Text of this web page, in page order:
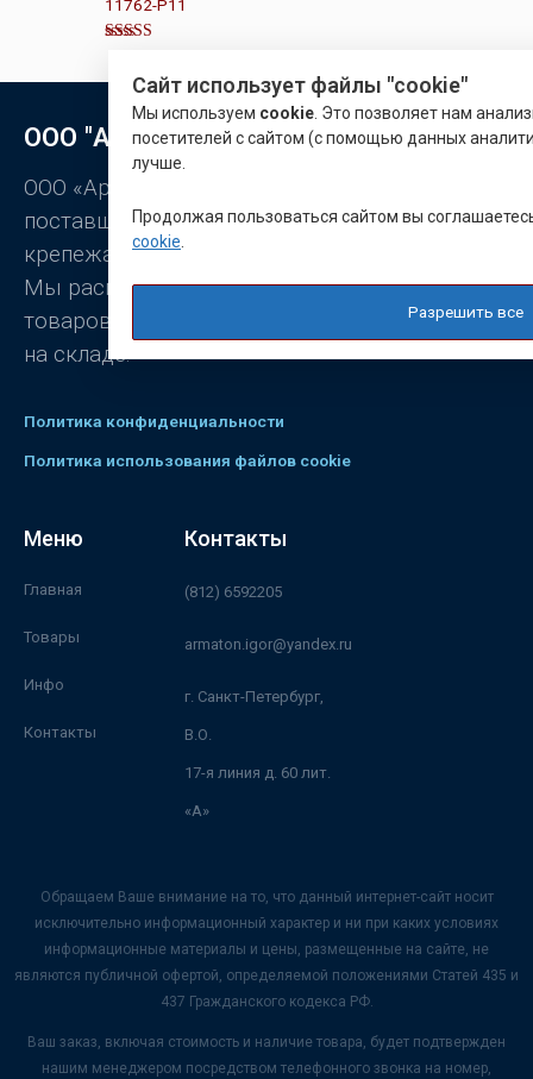
а
0
и
11762-P11
из 5
ООО "Арматон"
ООО «Арматон» является оптовым
поставщиком заклёпок, промышленного
крепежа, станочной оснастки.
Мы располагаем широким ассортиментом
товаров, постоянно присутствующих
на складе.
Политика конфиденциальности
Политика использования файлов cookie
Меню
Главная
Товары
Инфо
Контакты
Контакты
(812) 6592205
armaton.igor@yandex.ru
г. Санкт-Петербург,
В.О.
17-я линия д. 60 лит.
«А»
Обращаем Ваше внимание на то, что данный интернет-сайт носит
исключительно информационный характер и ни при каких условиях
информационные материалы и цены, размещенные на сайте, не
являются публичной офертой, определяемой положениями Статей 435 и
437 Гражданского кодекса РФ.
Ваш заказ, включая стоимость и наличие товара, будет подтвержден
нашим менеджером посредством телефонного звонка на номер,
Сайт использует файлы "cookie"
Мы используем cookie . Это позволяет нам
посетителей с сайтом (с помощью данных
лучше.
Продолжая пользоваться сайтом вы
cookie
Разрешить все